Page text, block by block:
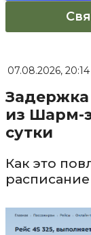
07.08.2026, 20:14
Задержка
из Шарм-
сутки
Как это